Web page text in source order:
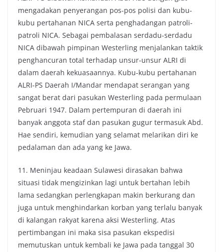
mengadakan penyerangan pos-pos polisi dan kubu-
kubu pertahanan NICA serta penghadangan patroli-
patroli NICA. Sebagai pembalasan serdadu-serdadu
NICA dibawah pimpinan Westerling menjalankan taktik
penghancuran total terhadap unsur-unsur ALRI di
dalam daerah kekuasaannya. Kubu-kubu pertahanan
ALRI-PS Daerah I/Mandar mendapat serangan yang
sangat berat dari pasukan Westerling pada permulaan
Pebruari 1947. Dalam pertempuran di daerah ini
banyak anggota staf dan pasukan gugur termasuk Abd.
Hae sendiri, kemudian yang selamat melarikan diri ke
pedalaman dan ada yang ke Jawa.
11. Meninjau keadaan Sulawesi dirasakan bahwa
situasi tidak mengizinkan lagi untuk bertahan lebih
lama sedangkan perlengkapan makin berkurang dan
juga untuk menghindarkan korban yang terlalu banyak
di kalangan rakyat karena aksi Westerling. Atas
pertimbangan ini maka sisa pasukan ekspedisi
memutuskan untuk kembali ke Jawa pada tanggal 30